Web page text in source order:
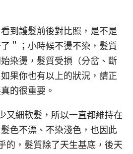
到護髮前後對比照，是不是
＂；小時候不燙不染，髮質
染燙，髮質受損（分岔、斷
果你也有以上的狀況，請正
的很重要。
又細軟髮，所以一直都維持在
色不漂、不染淺色，也因此
的，髮質除了天生基底，後天